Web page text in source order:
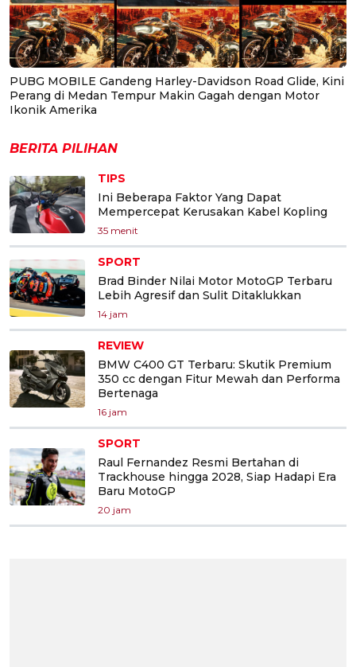
PUBG MOBILE Gandeng Harley-Davidson Road Glide, Kini
Perang di Medan Tempur Makin Gagah dengan Motor
Ikonik Amerika
BERITA PILIHAN
TIPS
Ini Beberapa Faktor Yang Dapat
Mempercepat Kerusakan Kabel Kopling
35 menit
SPORT
Brad Binder Nilai Motor MotoGP Terbaru
Lebih Agresif dan Sulit Ditaklukkan
14 jam
REVIEW
BMW C400 GT Terbaru: Skutik Premium
350 cc dengan Fitur Mewah dan Performa
Bertenaga
16 jam
SPORT
Raul Fernandez Resmi Bertahan di
Trackhouse hingga 2028, Siap Hadapi Era
Baru MotoGP
20 jam